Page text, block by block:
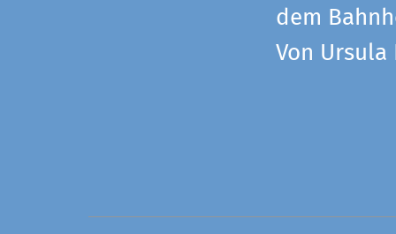
dem
Von Ursula